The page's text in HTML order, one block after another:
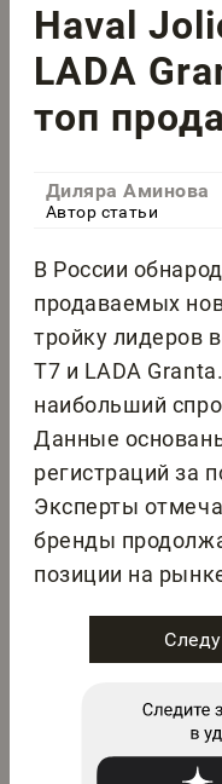
Haval
LADA
топ
Диляра Аминова
Автор статьи
В России
продаваемых
тройку лидеров
T7 и LADA
наибольший
Данные
регистраций за
Эксперты
бренды
позиции на